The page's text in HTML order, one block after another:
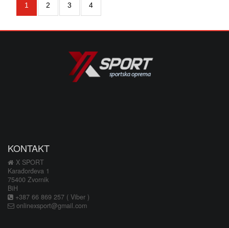
1 2 3 4
KONTAKT
X SPORT
Karađorđeva 1
75400 Zvornik
BiH
+387 66 869 257 ( Viber )
onlinexsport@gmail.com